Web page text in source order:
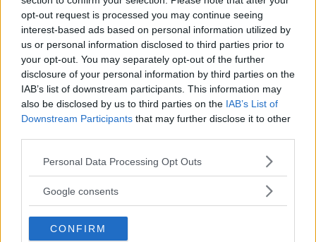
opt-out request is processed you may continue seeing
interest-based ads based on personal information utilized by
us or personal information disclosed to third parties prior to
your opt-out. You may separately opt-out of the further
disclosure of your personal information by third parties on the
IAB’s list of downstream participants. This information may
also be disclosed by us to third parties on the IAB’s List of
Downstream Participants that may further disclose it to other
Please note that this website/app uses one or more Google
not limited to your visit or usage behaviour. You may click to
use your data for below specified purposes in below Google
consent section.
Personal Data Processing Opt Outs
Google consents
CONFIRM
Baby Sitter
Parchi